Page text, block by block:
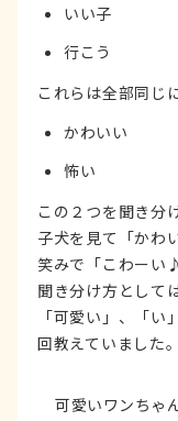
いい子
行こう
これらは全部同じ
かわいい
怖い
この２つを聞き分
子犬を見て「かわ
笑みで「こわーい
聞き分け方として
「可愛い」、「
回教えていました。
可愛いワンちゃ